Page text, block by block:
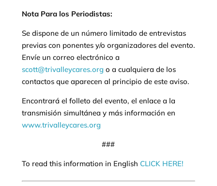
Nota Para los Periodistas:
Se dispone de un número limitado de entrevistas
previas con ponentes y/o organizadores del evento.
Envíe un correo electrónico a
scott@trivalleycares.org o a cualquiera de los
contactos que aparecen al principio de este aviso.
Encontrará el folleto del evento, el enlace a la
transmisión simultánea y más información en
www.trivalleycares.org
###
To read this information in English CLICK HERE!